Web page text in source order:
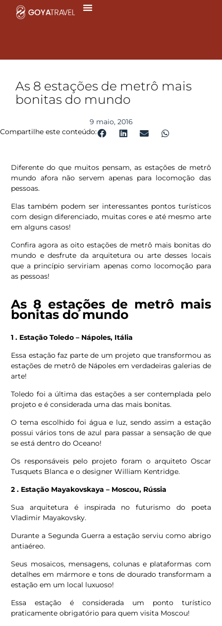
As 8 estações de metrô mais
bonitas do mundo
9 maio, 2016
Compartilhe este conteúdo:
Diferente do que muitos pensam, as estações de metrô
mundo afora não servem apenas para locomoção das
pessoas.
Elas também podem ser interessantes pontos turísticos
com design diferenciado, muitas cores e até mesmo arte
em alguns casos!
Confira agora as oito estações de metrô mais bonitas do
mundo e desfrute da arquitetura ou arte desses locais
que a princípio serviriam apenas como locomoção para
as pessoas!
As 8 estações de metrô mais
bonitas do mundo
1 . Estação Toledo – Nápoles, Itália
Essa estação faz parte de um projeto que transformou as
estações de metrô de Nápoles em verdadeiras galerias de
arte!
Toledo foi a última das estações a ser contemplada pelo
projeto e é considerada uma das mais bonitas.
O tema escolhido foi água e luz, sendo assim a estação
possui vários tons de azul para passar a sensação de que
se está dentro do Oceano!
Os responsáveis pelo projeto foram o arquiteto Oscar
Tusquets Blanca e o designer William Kentridge.
2 . Estação Mayakovskaya – Moscou, Rússia
Sua arquitetura é inspirada no futurismo do poeta
Vladimir Mayakovsky.
Durante a Segunda Guerra a estação serviu como abrigo
antiaéreo.
Seus mosaicos, mensagens, colunas e plataformas com
detalhes em mármore e tons de dourado transformam a
estação em um local luxuoso!
Essa estação é considerada um ponto turístico
praticamente obrigatório para quem visita Moscou!